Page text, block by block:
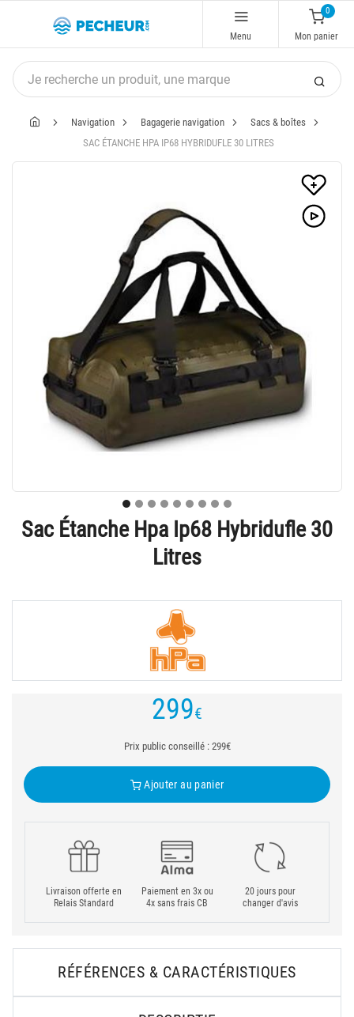
Menu
0
Mon panier
Navigation Bagagerie navigation
Sacs & boîtes
SAC ÉTANCHE HPA IP68 HYBRIDUFLE 30 LITRES
Sac Étanche Hpa Ip68 Hybridufle 30
Litres
299€
Prix public conseillé : 299€
Ajouter au panier
Livraison offerte en
Relais Standard
Paiement en 3x ou
4x sans frais CB
20 jours pour
changer d'avis
RÉFÉRENCES & CARACTÉRISTIQUES